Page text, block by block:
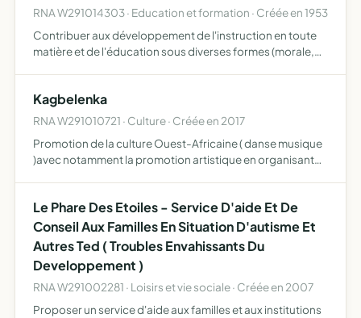
RNA W291014303 · Education et formation · Créée en 1953
Contribuer aux développement de l'instruction en toute
matière et de l'éducation sous diverses formes (morale,
Kagbelenka
RNA W291010721 · Culture · Créée en 2017
Promotion de la culture Ouest-Africaine ( danse musique
)avec notamment la promotion artistique en organisant
disqu…
Le Phare Des Etoiles - Service D'aide Et De
Conseil Aux Familles En Situation D'autisme Et
Autres Ted ( Troubles Envahissants Du
Developpement )
RNA W291002281 · Loisirs et vie sociale · Créée en 2007
Proposer un service d'aide aux familles et aux institutions